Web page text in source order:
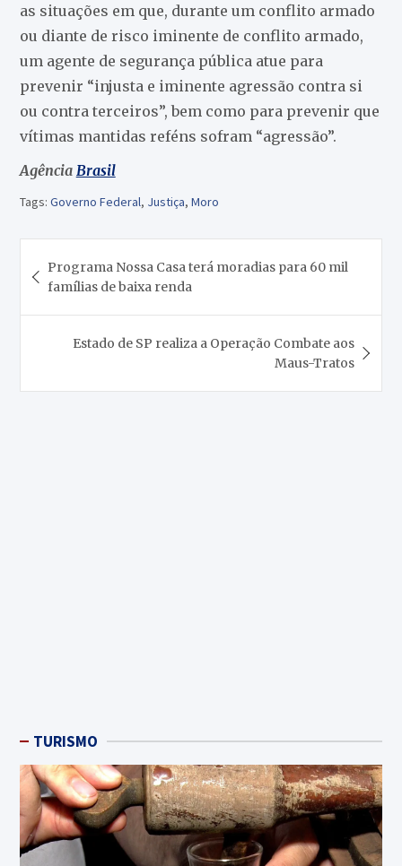
as situações em que, durante um conflito armado
ou diante de risco iminente de conflito armado,
um agente de segurança pública atue para
prevenir “injusta e iminente agressão contra si
ou contra terceiros”, bem como para prevenir que
vítimas mantidas reféns sofram “agressão”.
Agência Brasil
Tags: Governo Federal, Justiça, Moro
de
Post
Programa Nossa Casa terá moradias para 60 mil
famílias de baixa renda
Estado de SP realiza a Operação Combate aos
Maus-Tratos
TURISMO